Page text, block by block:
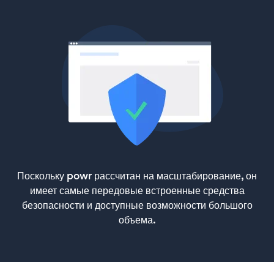
Поскольку powr рассчитан на масштабирование, он
имеет самые передовые встроенные средства
безопасности и доступные возможности большого
объема.